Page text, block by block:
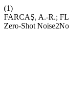
(1)
FARCAŞ, A.-R.;
Zero-Shot